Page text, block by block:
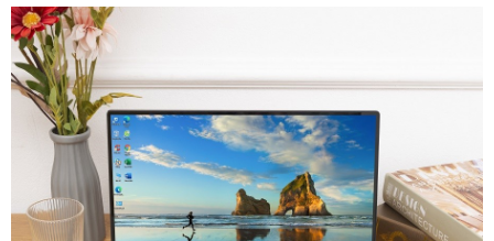
Thiết kế tuyệt vời
Khi nhìn thấy chiếc Laptop này, chắc hẳn bạn sẽ bị ấn
tượng bởi cách thiết kế siêu mỏng vô cùng tinh tế. Viền
màn hình được thiết kế siêu mỏng, với kích thước 15.6